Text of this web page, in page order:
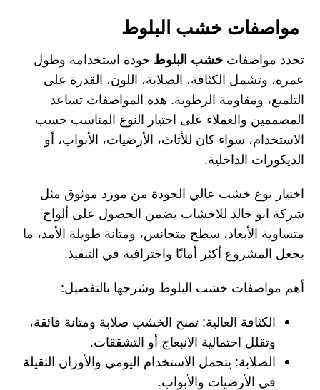
مواصفات خشب البلوط
تحدد مواصفاتخشب البلوط جودة استخدامه وطول
عمره، وتشمل الكثافة، الصلابة، اللون، القدرة على
التلميع، ومقاومة الرطوبة. هذه المواصفات تساعد
المصممين والعملاء على اختيار النوع المناسب حسب
الاستخدام، سواء كان للأثاث، الأرضيات، الأبواب، أو
الديكورات الداخلية.
اختيار نوع خشب عالي الجودة من مورد موثوق مثل
شركة ابو خالد للاخشاب يضمن الحصول على ألواح
متساوية الأبعاد، سطح متجانس، ومتانة طويلة الأمد، ما
يجعل المشروع أكثر أمانًا واحترافية في التنفيذ.
أهم مواصفات خشب البلوط وشرحها بالتفصيل:
الكثافة العالية: تمنح الخشب صلابة ومتانة فائقة،
وتقلل احتمالية الانبعاج أو التشققات.
الصلابة: يتحمل الاستخدام اليومي والأوزان الثقيلة
في الأرضيات والأبواب.